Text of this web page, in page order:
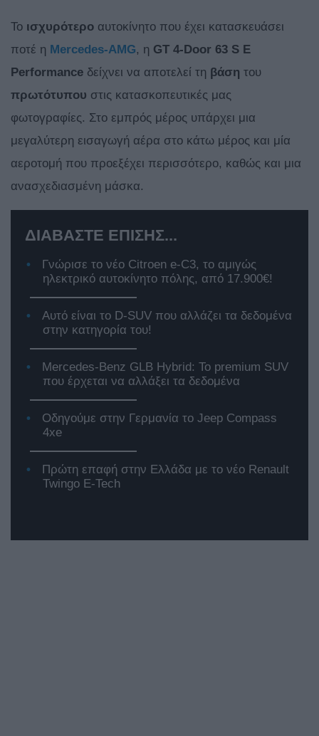
Το ισχυρότερο αυτοκίνητο που έχει κατασκευάσει
ποτέ η Mercedes-AMG, η GT 4-Door 63 S E
Performance δείχνει να αποτελεί τη βάση του
πρωτότυπου στις κατασκοπευτικές μας
φωτογραφίες. Στο εμπρός μέρος υπάρχει μια
μεγαλύτερη εισαγωγή αέρα στο κάτω μέρος και μία
αεροτομή που προεξέχει περισσότερο, καθώς και μια
ανασχεδιασμένη μάσκα.
ΔΙΑΒΑΣΤΕ ΕΠΙΣΗΣ...
Γνώρισε το νέο Citroen e-C3, το αμιγώς
ηλεκτρικό αυτοκίνητο πόλης, από 17.900€!
Αυτό είναι το D-SUV που αλλάζει τα δεδομένα
στην κατηγορία του!
Mercedes-Benz GLB Hybrid: Το premium SUV
που έρχεται να αλλάξει τα δεδομένα
Οδηγούμε στην Γερμανία το Jeep Compass
4xe
Πρώτη επαφή στην Ελλάδα με το νέο Renault
Twingo E-Tech